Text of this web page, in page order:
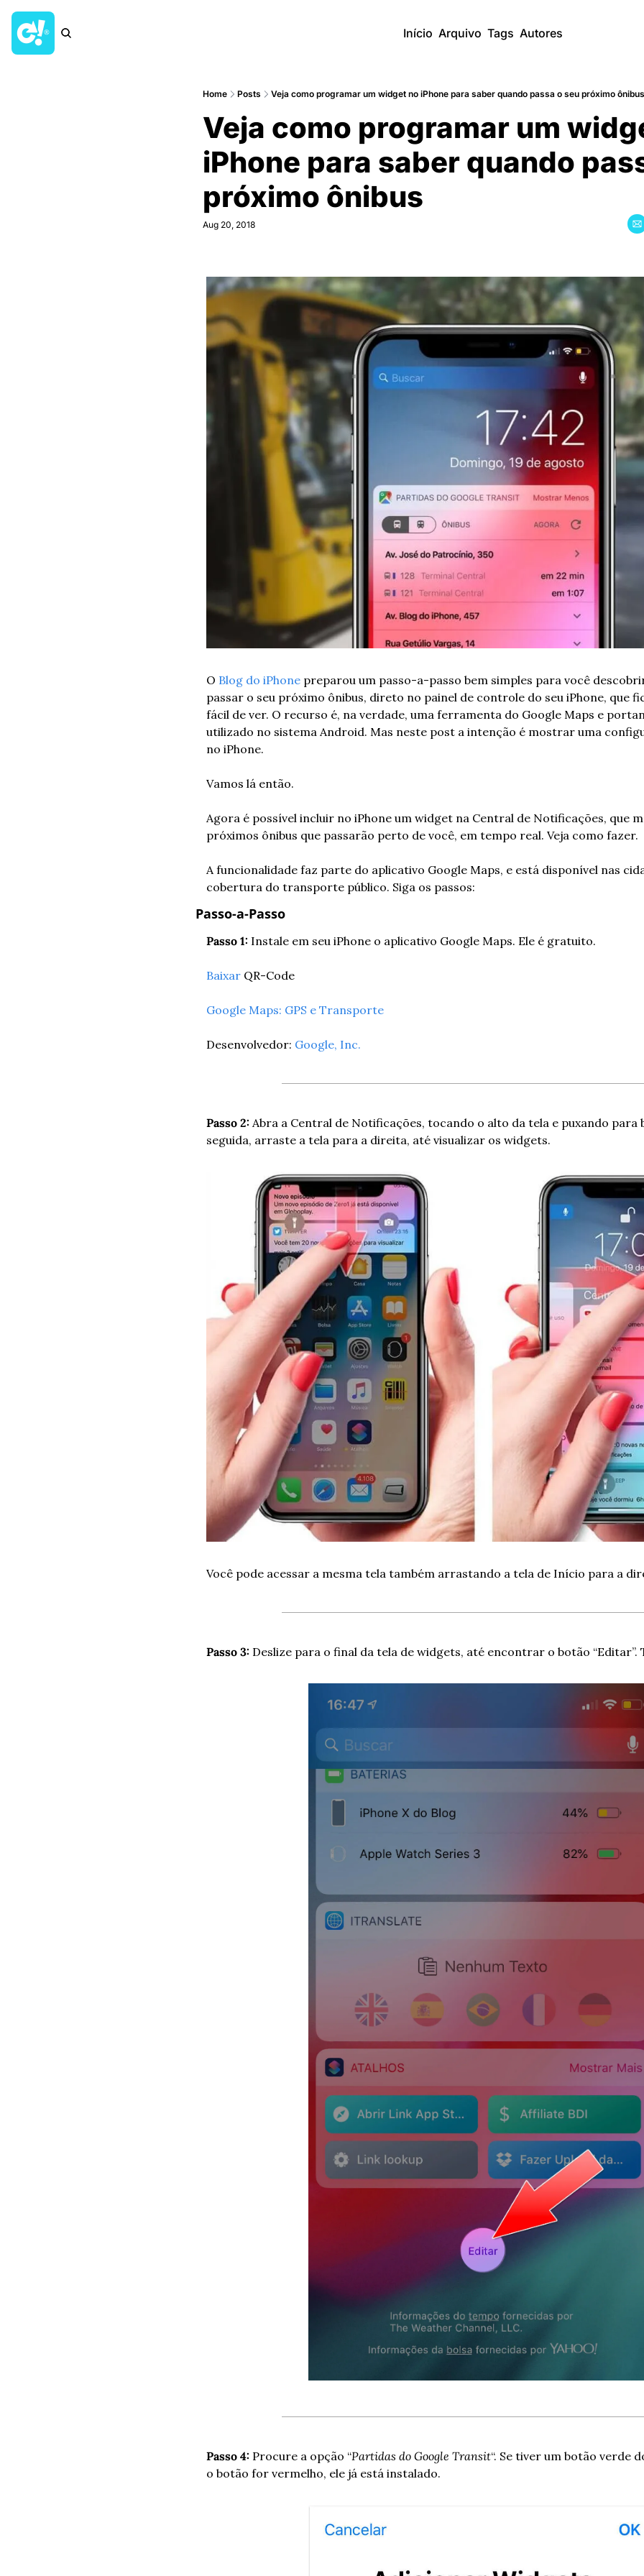
Início Arquivo Tags Autores
Home Posts Veja como programar um widget no iPhone para saber quando passa o seu próximo ônibus
Veja como programar um
iPhone para saber quando
próximo ônibus
Aug 20, 2018
O Blog do iPhone preparou um passo-a-passo bem simples para você
passar o seu próximo ônibus, direto no painel de controle do seu iPhone, que
fácil de ver. O recurso é, na verdade, uma ferramenta do Google Maps e
utilizado no sistema Android. Mas neste post a intenção é mostrar uma
no iPhone.
Vamos lá então.
Agora é possível incluir no iPhone um widget na Central de Notificações, que
próximos ônibus que passarão perto de você, em tempo real. Veja como fazer.
A funcionalidade faz parte do aplicativo Google Maps, e está disponível nas
cobertura do transporte público. Siga os passos:
Passo-a-Passo
Passo 1: Instale em seu iPhone o aplicativo Google Maps. Ele é gratuito.
Baixar QR-Code
Google Maps: GPS e Transporte
Desenvolvedor: Google, Inc.
Passo 2: Abra a Central de Notificações, tocando o alto da tela e puxando para
seguida, arraste a tela para a direita, até visualizar os widgets.
Você pode acessar a mesma tela também arrastando a tela de Início para a
Passo 3: Deslize para o final da tela de widgets, até encontrar o botão “Editar”.
Passo 4: Procure a opção “Partidas do Google Transit“. Se tiver um botão verde
o botão for vermelho, ele já está instalado.